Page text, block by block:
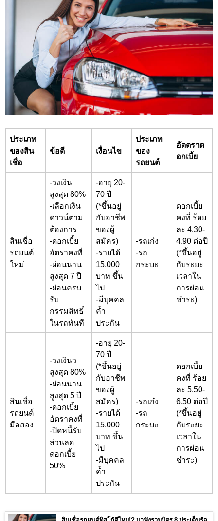
ประเภท
ของสิน
เชื่อ
ข้อดี เงื่อนไข
ประเภท
ของ
รถยนต์
อัดตราด
อกเบี้ย
สินเชื่อ
รถยนต์
ใหม่
-วงเงิน
สูงสุด 80%
-เลือกเงิน
ดาวน์ตาม
ต้องการ
-ดอกเบี้ย
อัตราคงที่
-ผ่อนนาน
สูงสุด 7 ปี
-ผ่อนครบ
รับ
กรรมสิทธิ์
ในรถทันที
-อายุ 20-
70 ปี
(*ขึ้นอยู่
กับอาชีพ
ของผู้
สมัคร)
-รายได้
15,000
บาท ขึ้น
ไป
-มีบุคคล
ค้ำ
ประกัน
-รถเก๋ง
-รถ
กระบะ
ดอกเบี้ย
คงที่ ร้อย
ละ 4.30-
4.90 ต่อปี
(*ขึ้นอยู่
กับระยะ
เวลาใน
การผ่อน
ชำระ)
สินเชื่อ
รถยนต์
มือสอง
-วงเงินว
สูงสุด 80%
-ผ่อนนาน
สูงสุด 5 ปี
-ดอกเบี้ย
อัตราคงที่
-ปิดหนี้รับ
ส่วนลด
ดอกเบี้ย
50%
-อายุ 20-
70 ปี
(*ขึ้นอยู่
กับอาชีพ
ของผู้
สมัคร)
-รายได้
15,000
บาท ขึ้น
ไป
-มีบุคคล
ค้ำ
ประกัน
-รถเก๋ง
-รถ
กระบะ
ดอกเบี้ย
คงที่ ร้อย
ละ 5.50-
6.50 ต่อปี
(*ขึ้นอยู่
กับระยะ
เวลาใน
การผ่อน
ชำระ)
สินเชื่อรถยนต์ทิสโก้ดีไหม!? มาฟังรวมมิตร 8 ประเด็นร้อ